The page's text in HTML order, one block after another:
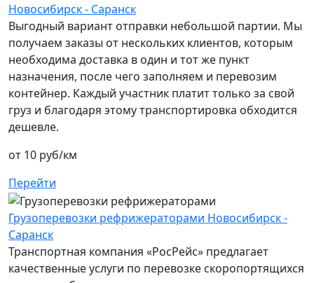
Новосибирск - Саранск
Выгодный вариант отправки небольшой партии. Мы
получаем заказы от нескольких клиентов, которым
необходима доставка в один и тот же пункт
назначения, после чего заполняем и перевозим
контейнер. Каждый участник платит только за свой
груз и благодаря этому транспортировка обходится
дешевле.
от 10 руб/км
Перейти
Грузоперевозки рефрижераторами Новосибирск -
Саранск
Транспортная компания «РосРейс» предлагает
качественные услуги по перевозке скоропортящихся